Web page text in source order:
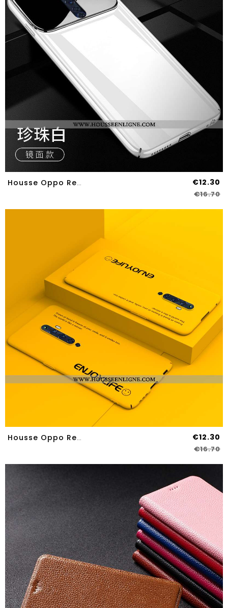
Housse Oppo Reno2 Z Ultra Tendance Blanc Rouge Coque Mesh Nouveau Blanche €12.30
€16.70
Housse Oppo Reno2 Z Légère Protection Délavé En Daim Étui Luxe Difficile Net Rouge Jaune €12.30
€16.70